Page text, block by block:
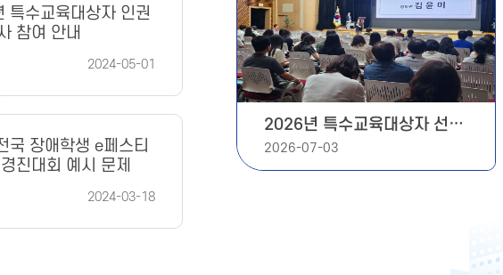
특수교육대상자 인권
참여 안내
2024-05-01
국 장애학생 e페스티
진대회 예시 문제
2024-03-18
2026년 특수교육대상자 선정
·배치 역량강화 연수
2026-07-03